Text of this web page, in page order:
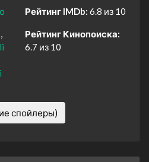
Рейтинг IMDb: 6.8 из 10
Рейтинг Кинопоиска:
6.7 из 10
спойлеры)